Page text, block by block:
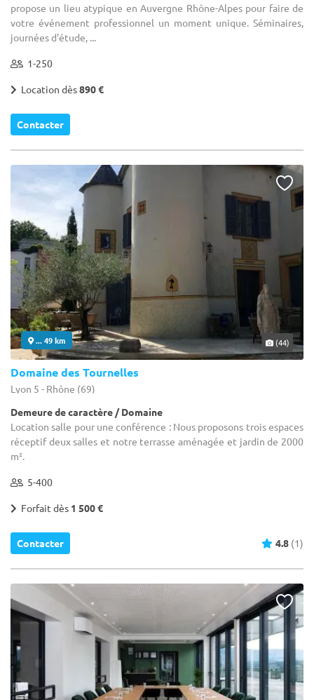
propose un lieu atypique en Auvergne Rhône-Alpes pour faire de
votre événement professionnel un moment unique. Séminaires,
journées d'étude, ...
1-250
Location dès890 €
Contacter
... 49 km (44)
Domaine des Tournelles
Lyon 5 - Rhône (69)
Demeure de caractère / Domaine
Location salle pour une conférence : Nous proposons trois espaces
réceptif deux salles et notre terrasse aménagée et jardin de 2000
m².
5-400
Forfait dès 1 500 €
Contacter 4.8 (1)